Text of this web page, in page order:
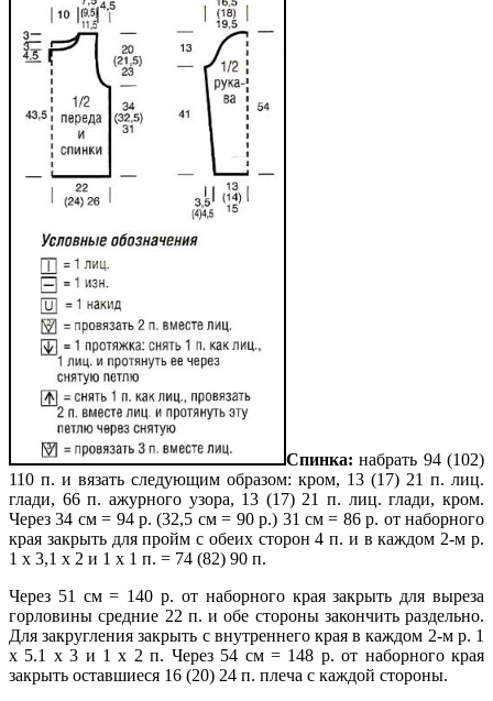
Спинка: набрать 94 (102)
110 п. и вязать следующим образом: кром, 13 (17) 21 п. лиц.
глади, 66 п. ажурного узора, 13 (17) 21 п. лиц. глади, кром.
Через 34 см = 94 р. (32,5 см = 90 р.) 31 см = 86 р. от наборного
края закрыть для пройм с обеих сторон 4 п. и в каждом 2-м р.
1 х 3,1 х 2 и 1 х 1 п. = 74 (82) 90 п.
Через 51 см = 140 р. от наборного края закрыть для выреза
горловины средние 22 п. и обе стороны закончить раздельно.
Для закругления закрыть с внутреннего края в каждом 2-м р. 1
х 5.1 х 3 и 1 х 2 п. Через 54 см = 148 р. от наборного края
закрыть оставшиеся 16 (20) 24 п. плеча с каждой стороны.